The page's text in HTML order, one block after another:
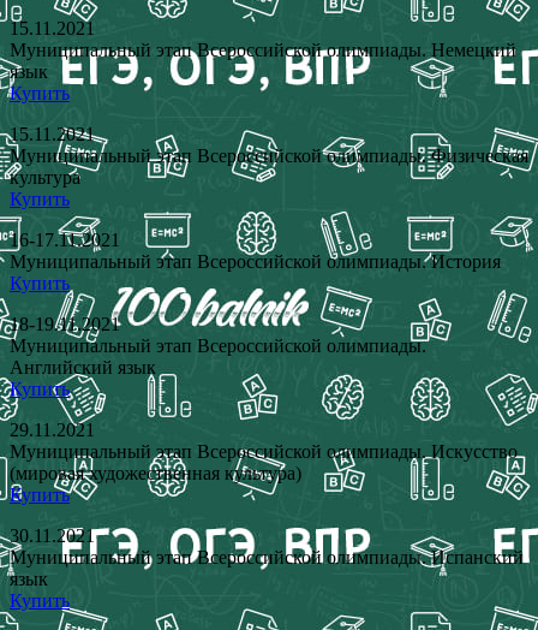
15.11.2021
Муниципальный этап Всероссийской олимпиады. Немецкий
язык
Купить
15.11.2021
Муниципальный этап Всероссийской олимпиады. Физическая
культура
Купить
16-17.11.2021
Муниципальный этап Всероссийской олимпиады. История
Купить
18-19.11.2021
Муниципальный этап Всероссийской олимпиады.
Английский язык
Купить
29.11.2021
Муниципальный этап Всероссийской олимпиады. Искусство
(мировая художественная культура)
Купить
30.11.2021
Муниципальный этап Всероссийской олимпиады. Испанский
язык
Купить